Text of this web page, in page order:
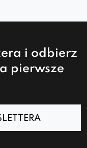
i odbierz
pierwsze